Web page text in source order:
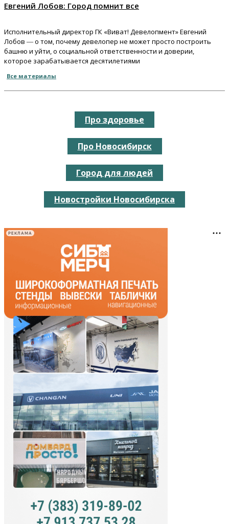
Евгений Лобов: Город помнит все
Исполнительный директор ГК «Виват! Девелопмент» Евгений
Лобов ― о том, почему девелопер не может просто построить
башню и уйти, о социальной ответственности и доверии,
которое зарабатывается десятилетиями
Все материалы
Про здоровье
Про Новосибирск
Город для людей
Новостройки Новосибирска
РЕКЛАМА